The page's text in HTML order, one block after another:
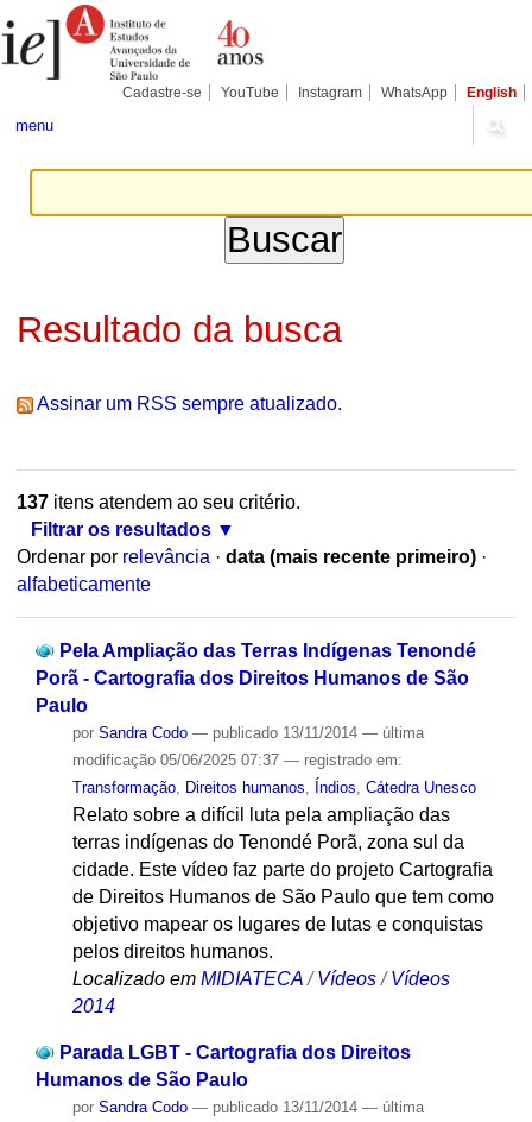
para
conteúdo.
Pessoais
Cadastre-se YouTube Instagram WhatsApp English
menu
Resultado da busca
Assinar um RSS sempre atualizado.
137itens atendem ao seu critério.
Filtrar os resultados
Ordenar por relevância · data (mais recente primeiro) ·
alfabeticamente
Pela Ampliação das Terras Indígenas Tenondé
Porã - Cartografia dos Direitos Humanos de São
Paulo
por Sandra Codo — publicado13/11/2014 — última
modificação05/06/2025 07:37 — registrado em:
Transformação, Direitos humanos Índios Cátedra Unesco
Relato sobre a difícil luta pela ampliação das
terras indígenas do Tenondé Porã, zona sul da
cidade. Este vídeo faz parte do projeto Cartografia
de Direitos Humanos de São Paulo que tem como
objetivo mapear os lugares de lutas e conquistas
pelos direitos humanos.
Localizado em MIDIATECA /Vídeos /Vídeos
2014
Parada LGBT - Cartografia dos Direitos
Humanos de São Paulo
por Sandra Codo — publicado13/11/2014 — última